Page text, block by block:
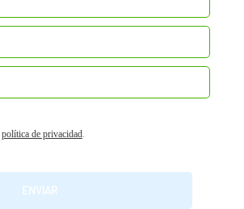
política de privacidad.